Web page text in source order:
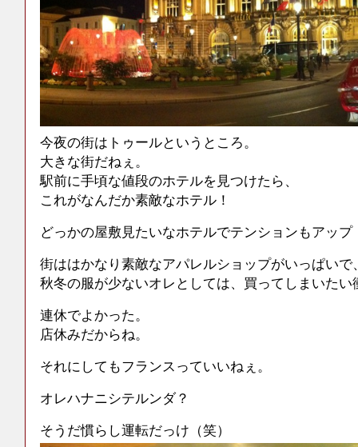
今夜の街はトゥールというところ。
大きな街だねぇ。
駅前に手頃な値段のホテルを見つけたら、
これがなんだか素敵なホテル！
どっかの屋敷見たいなホテルでテンションもアップ
街ははかなり素敵なアパレルショップがいっぱいで
秋冬の服が少ないオレとしては、買ってしまいたい
連休でよかった。
店休みだからね。
それにしてもフランスっていいねぇ。
オレハナニシテルンダ？
そうだ慣らし運転だっけ（笑）